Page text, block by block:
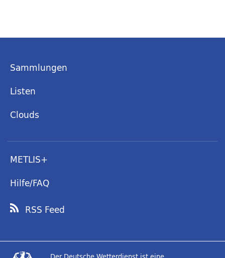
Sammlungen
Listen
Clouds
METLIS+
Hilfe/FAQ
RSS Feed